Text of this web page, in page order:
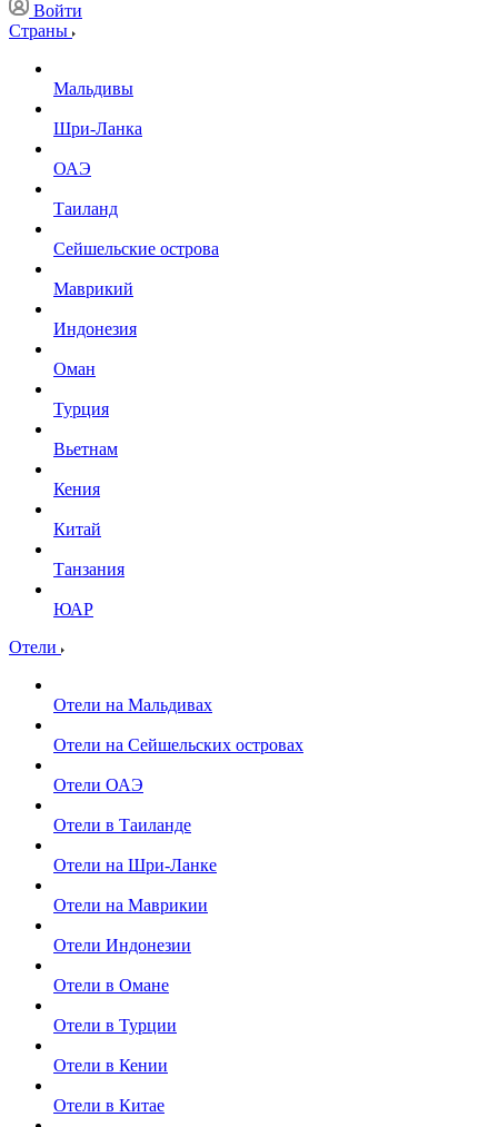
Войти
Страны
Мальдивы
Шри-Ланка
ОАЭ
Таиланд
Сейшельские острова
Маврикий
Индонезия
Оман
Турция
Вьетнам
Кения
Китай
Танзания
ЮАР
Отели
Отели на Мальдивах
Отели на Сейшельских островах
Отели ОАЭ
Отели в Таиланде
Отели на Шри-Ланке
Отели на Маврикии
Отели Индонезии
Отели в Омане
Отели в Турции
Отели в Кении
Отели в Китае